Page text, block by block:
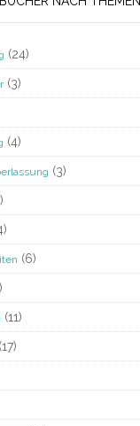
(24)
(3)
(4)
(3)
(6)
(11)
(17)